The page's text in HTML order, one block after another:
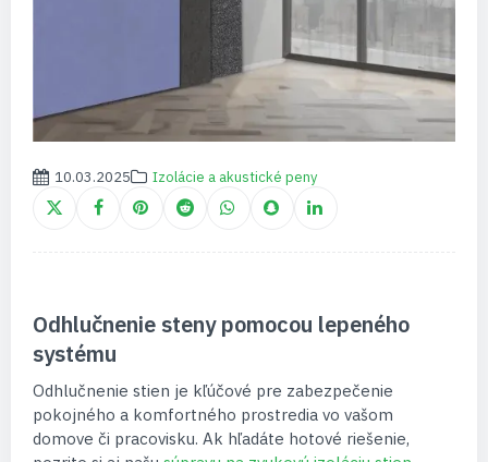
10.03.2025 Izolácie a akustické peny
Odhlučnenie steny pomocou lepeného
systému
Odhlučnenie stien je kľúčové pre zabezpečenie
pokojného a komfortného prostredia vo vašom
domove či pracovisku. Ak hľadáte hotové riešenie,